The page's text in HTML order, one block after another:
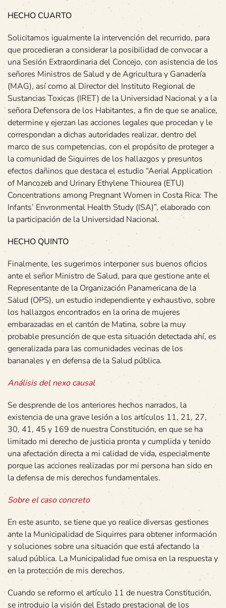
HECHO CUARTO
Solicitamos igualmente la intervención del recurrido, para
que procedieran a considerar la posibilidad de convocar a
una Sesión Extraordinaria del Concejo, con asistencia de los
señores Ministros de Salud y de Agricultura y Ganadería
(MAG), así como al Director del Instituto Regional de
Sustancias Toxicas (IRET) de la Universidad Nacional y a la
señora Defensora de los Habitantes, a fin de que se analice,
determine y ejerzan las acciones legales que procedan y le
correspondan a dichas autoridades realizar, dentro del
marco de sus competencias, con el propósito de proteger a
la comunidad de Siquirres de los hallazgos y presuntos
efectos dañinos que destaca el estudio “Aerial Application
of Mancozeb and Urinary Ethylene Thiourea (ETU)
Concentrations among Pregnant Women in Costa Rica: The
Infants’ Envronmental Health Study (ISA)”, elaborado con
la participación de la Universidad Nacional.
HECHO QUINTO
Finalmente, les sugerimos interponer sus buenos oficios
ante el señor Ministro de Salud, para que gestione ante el
Representante de la Organización Panamericana de la
Salud (OPS), un estudio independiente y exhaustivo, sobre
los hallazgos encontrados en la orina de mujeres
embarazadas en el cantón de Matina, sobre la muy
probable presunción de que esta situación detectada ahí, es
generalizada para las comunidades vecinas de los
bananales y en defensa de la Salud pública.
Análisis del nexo causal
Se desprende de los anteriores hechos narrados, la
existencia de una grave lesión a los artículos 11, 21, 27,
30, 41, 45 y 169 de nuestra Constitución, en que se ha
limitado mi derecho de justicia pronta y cumplida y tenido
una afectación directa a mi calidad de vida, especialmente
porque las acciones realizadas por mi persona han sido en
la defensa de mis derechos fundamentales.
Sobre el caso concreto
En este asunto, se tiene que yo realice diversas gestiones
ante la Municipalidad de Siquirres para obtener información
y soluciones sobre una situación que está afectando la
salud pública. La Municipalidad fue omisa en la respuesta y
en la protección de mis derechos.
Cuando se reformo el artículo 11 de nuestra Constitución,
se introdujo la visión del Estado prestacional de los